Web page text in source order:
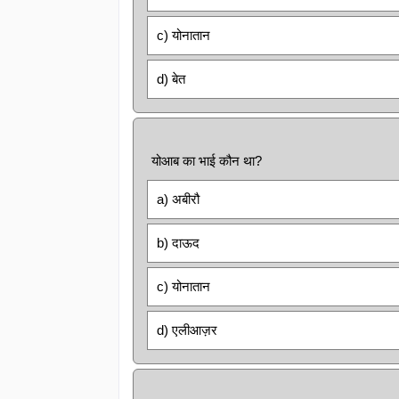
c) योनातान
d) बेत
योआब का भाई कौन था?
a) अबीरौ
b) दाऊद
c) योनातान
d) एलीआज़र